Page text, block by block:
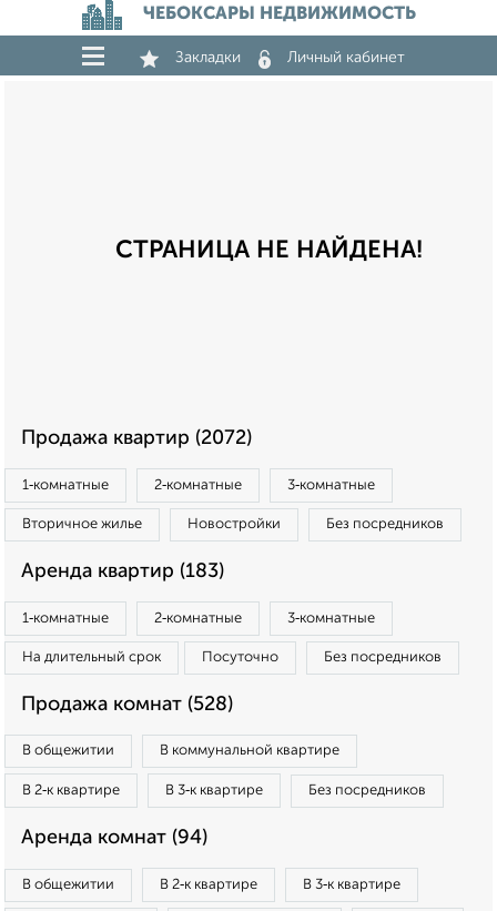
ЧЕБОКСАРЫ НЕДВИЖИМОСТЬ
Закладки Личный кабинет
СТРАНИЦА НЕ НАЙДЕНА!
Продажа квартир (2072)
1‑комнатные 2‑комнатные 3‑комнатные
Вторичное жилье Новостройки Без посредников
Аренда квартир (183)
1‑комнатные 2‑комнатные 3‑комнатные
На длительный срок Посуточно Без посредников
Продажа комнат (528)
В общежитии В коммунальной квартире
В 2‑к квартире В 3‑к квартире Без посредников
Аренда комнат (94)
В общежитии В 2‑к квартире В 3‑к квартире